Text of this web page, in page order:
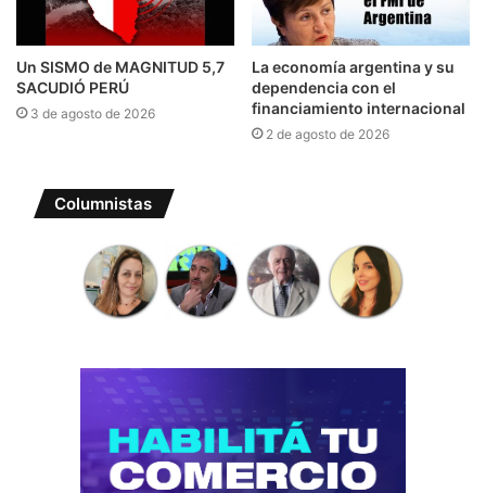
Un SISMO de MAGNITUD 5,7
SACUDIÓ PERÚ
3 de agosto de 2026
La economía argentina y su
dependencia con el
financiamiento internacional
2 de agosto de 2026
Columnistas